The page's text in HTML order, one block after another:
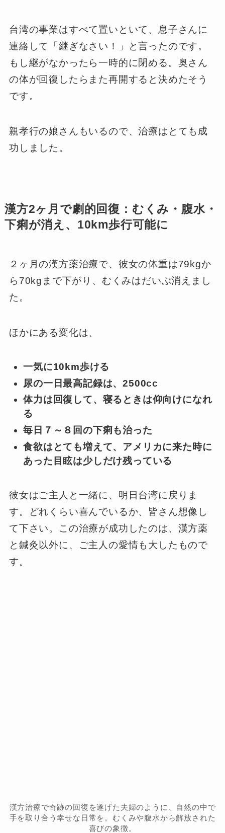
台湾の事業はすべて置いといて、息子さんに
連絡して「継ぎなさい！」と言ったのです。
もし継がなかったら一時的に閉める。奥さん
の体が回復したらまた再開すると決めたそう
です。
親孝行の娘さんもいるので、治療はとても成
功しました。
漢方2ヶ月で劇的回復：むくみ・腹水・
下痢が消え、10km歩行可能に
２ヶ月の漢方薬治療で、彼女の体重は79kgか
ら70kgまで下がり、むくみはだいぶ消えまし
た。
ほかにある変化は、
一気に10km歩ける
尿の一日最高記録は、2500cc
体力は回復して、寝るときは仰向けになれ
る
毎日７～８回の下痢も治った
食欲はとても増えて、アメリカに来た時に
あった目眩は少しだけ残っている
彼女はご主人と一緒に、明日台湾に戻りま
す。どれくらい喜んでいるか、皆さん想像し
て下さい。この治療が成功したのは、漢方薬
と鍼灸以外に、ご主人の愛情も大したもので
す。
漢方治療で奇跡の回復を遂げた夫婦のように、自然の中で
手を取り合う幸せな日常を。むくみや腹水から解放された
喜びの象徴。